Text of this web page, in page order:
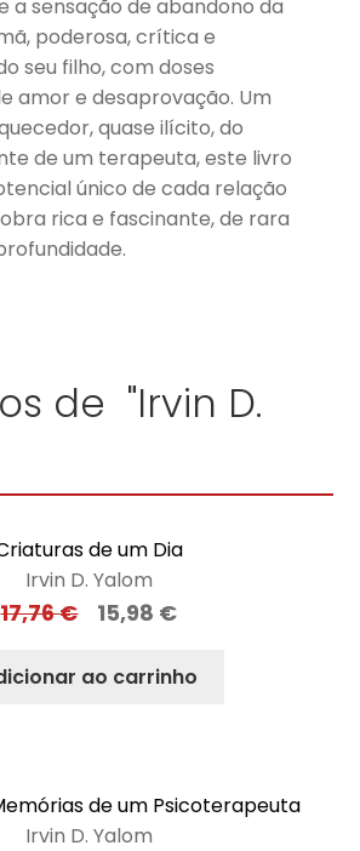
a sensação de abandono da
poderosa, crítica e
seu filho, com doses
amor e desaprovação. Um
quase ilícito, do
de um terapeuta, este livro
único de cada relação
rica e fascinante, de rara
de "Irvin D.
de um Dia
Irvin D. Yalom
17,76€ 15,98 €
ao carrinho
de um Psicoterapeuta
Irvin D. Yalom